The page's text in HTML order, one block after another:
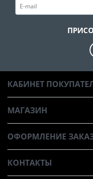
КАБИНЕТ
МАГАЗИН
ОФОРМЛЕНИЕ
КОНТАКТЫ